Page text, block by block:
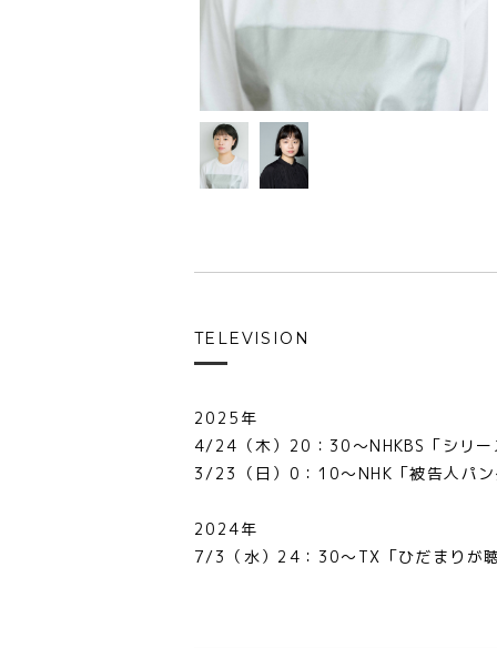
TELEVISION
2025年
4/24（木）20：30～NHKBS「シリ
3/23（日）0：10～NHK「被告人パ
2024年
7/3（水）24：30～TX「ひだまりが